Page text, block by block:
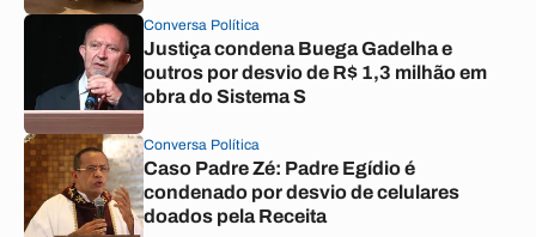
Conversa Política
Justiça condena Buega Gadelha e
outros por desvio de R$ 1,3 milhão em
obra do Sistema S
Conversa Política
Caso Padre Zé: Padre Egídio é
condenado por desvio de celulares
doados pela Receita